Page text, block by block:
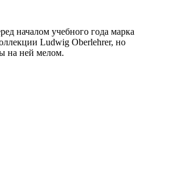
началом учебного года марка
Ludwig Oberlehrer, но
на ней мелом.